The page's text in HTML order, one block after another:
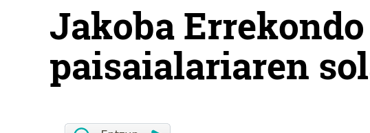
Jakoba
paisaialariaren